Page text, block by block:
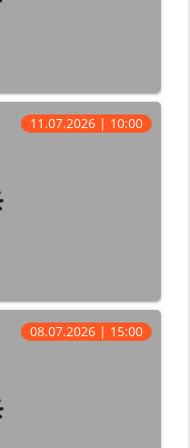
11.07.2026 | 10:00
08.07.2026 | 15:00